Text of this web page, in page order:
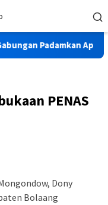
Padamkan Api
PENAS
Dony
Bolaang